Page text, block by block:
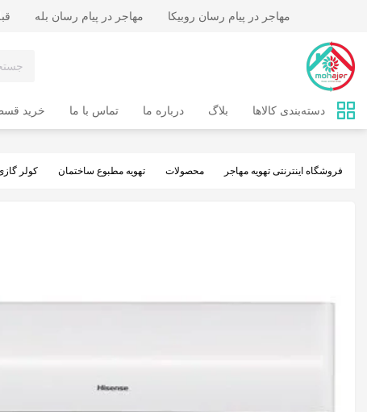
مهاجر در پیام رسان روبیکا مهاجر در پیام رسان بله
دسته‌بندی کالاها بلاگ درباره ما تماس‌ با ما خرید
فروشگاه اینترنتی تهویه مهاجر محصولات تهویه مطبوع ساختمان کولر